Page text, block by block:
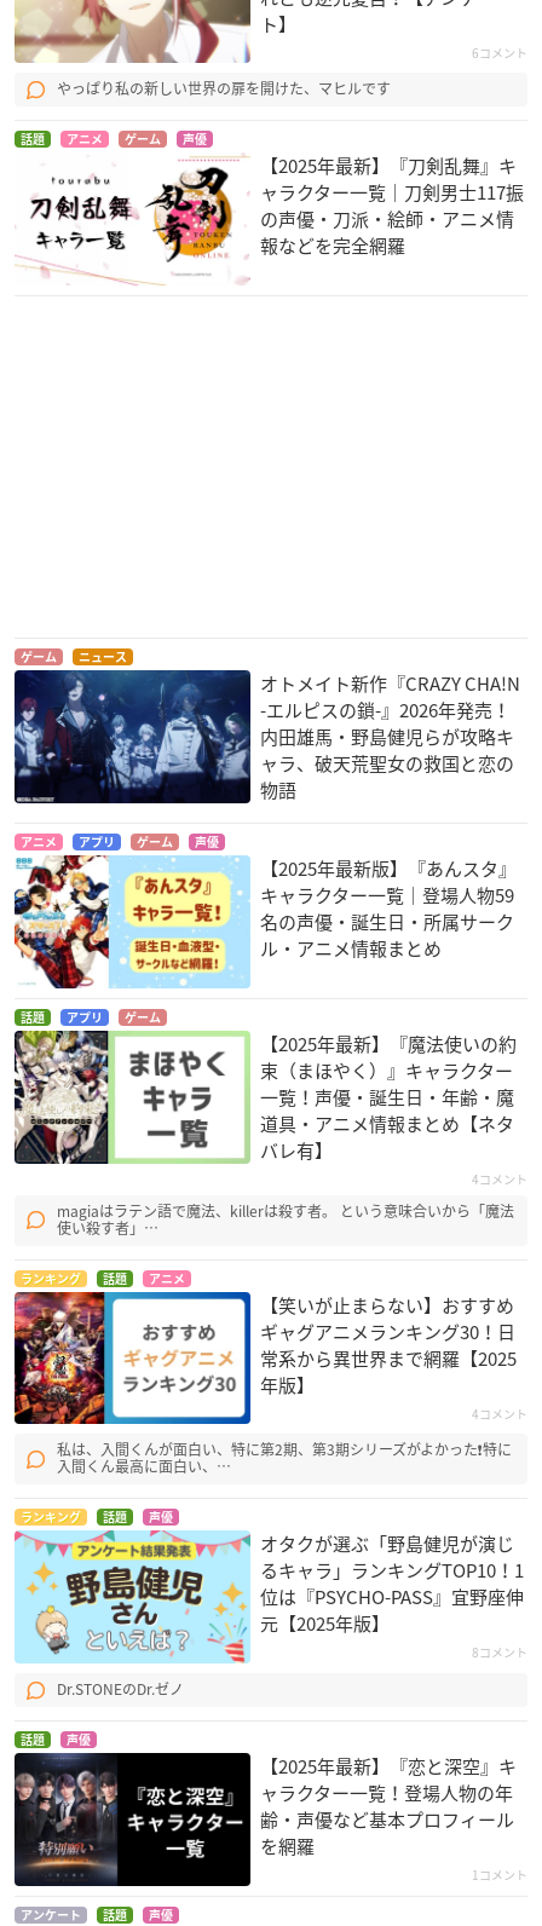
美少女戦士セーラー
ムーン Crystal（デ
ス・バスターズ編）
タキシード仮面／地
ナースウィッチ小麦
ちゃんＲ
吉田友也
探検ドリランド -100
0年の真宝-
輝水卿ナガレ
PSYCHO-PASS(サイ
コパス)
宜野座伸元
season2
キリウス
探検ドリランド
ウォーレンス
輪廻のラグランジェ
キリウス
ハイスクールDxD
木場祐斗
灼眼のシャナIII -Fin
al-
佐藤啓作
BLOOD-C
七原文人
緋弾のアリア
小夜鳴徹
SKET DANCE（スケ
ットダンス）
榛葉道流
トランスフォーマー
アニメイテッド
ワスプ
あにゃまる探偵 キル
ミンずぅ
戦う司書 The Book
of Bantorra
薬師寺涼子の怪奇事
ト】
6コメント
やっぱり私の新しい世界の扉を開けた、マヒルです
話題 アニメ ゲーム 声優
【2025年最新】『刀剣乱舞』キ
ャラクター一覧｜刀剣男士117振
の声優・刀派・絵師・アニメ情
報などを完全網羅
ゲーム ニュース
オトメイト新作『CRAZY CHA!N
-エルピスの鎖-』2026年発売！
内田雄馬・野島健児らが攻略キ
ャラ、破天荒聖女の救国と恋の
物語
アニメ アプリ ゲーム 声優
【2025年最新版】『あんスタ』
キャラクター一覧｜登場人物59
名の声優・誕生日・所属サーク
ル・アニメ情報まとめ
話題 アプリ ゲーム
【2025年最新】『魔法使いの約
束（まほやく）』キャラクター
一覧！声優・誕生日・年齢・魔
道具・アニメ情報まとめ【ネタ
バレ有】
4コメント
magiaはラテン語で魔法、killerは殺す者。 という意味合いから「魔法
使い殺す者」…
ランキング 話題 アニメ
【笑いが止まらない】おすすめ
ギャグアニメランキング30！日
常系から異世界まで網羅【2025
年版】
4コメント
私は、入間くんが面白い、特に第2期、第3期シリーズがよかった❗特に
入間くん最高に面白い、…
ランキング 話題 声優
オタクが選ぶ「野島健児が演じ
るキャラ」ランキングTOP10！1
位は『PSYCHO-PASS』宜野座伸
元【2025年版】
8コメント
Dr.STONEのDr.ゼノ
話題 声優
【2025年最新】『恋と深空』キ
ャラクター一覧！登場人物の年
齢・声優など基本プロフィール
を網羅
1コメント
アンケート 話題 声優